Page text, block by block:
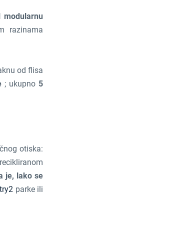
modularnu
razinama
od flisa
; ukupno 5
otiska:
je, lako se
parke ili